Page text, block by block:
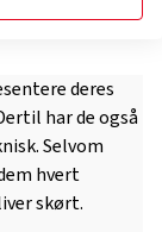
deres
har de også
Selvom
hvert
skørt.